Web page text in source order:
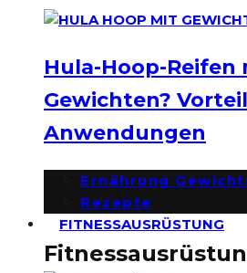
Hula-Hoop-Reifen
Gewichten?
Anwendungen
Ernährung
Rezepte
FITNESSAUSRÜSTUNG